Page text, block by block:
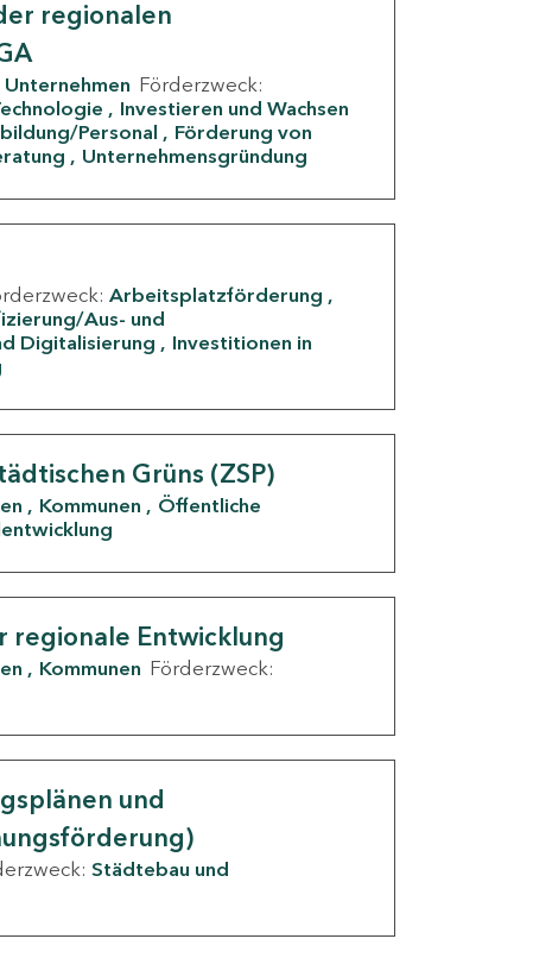
regionalen
Unternehmen Förderzweck:
Investieren und Wachsen
Personal
Förderung von
Unternehmensgründung
Arbeitsplatzförderung
Aus- und
Digitalisierung
Investitionen in
Grüns (ZSP)
Kommunen
Öffentliche
Entwicklung
Kommunen Förderzweck:
und
Städtebau und